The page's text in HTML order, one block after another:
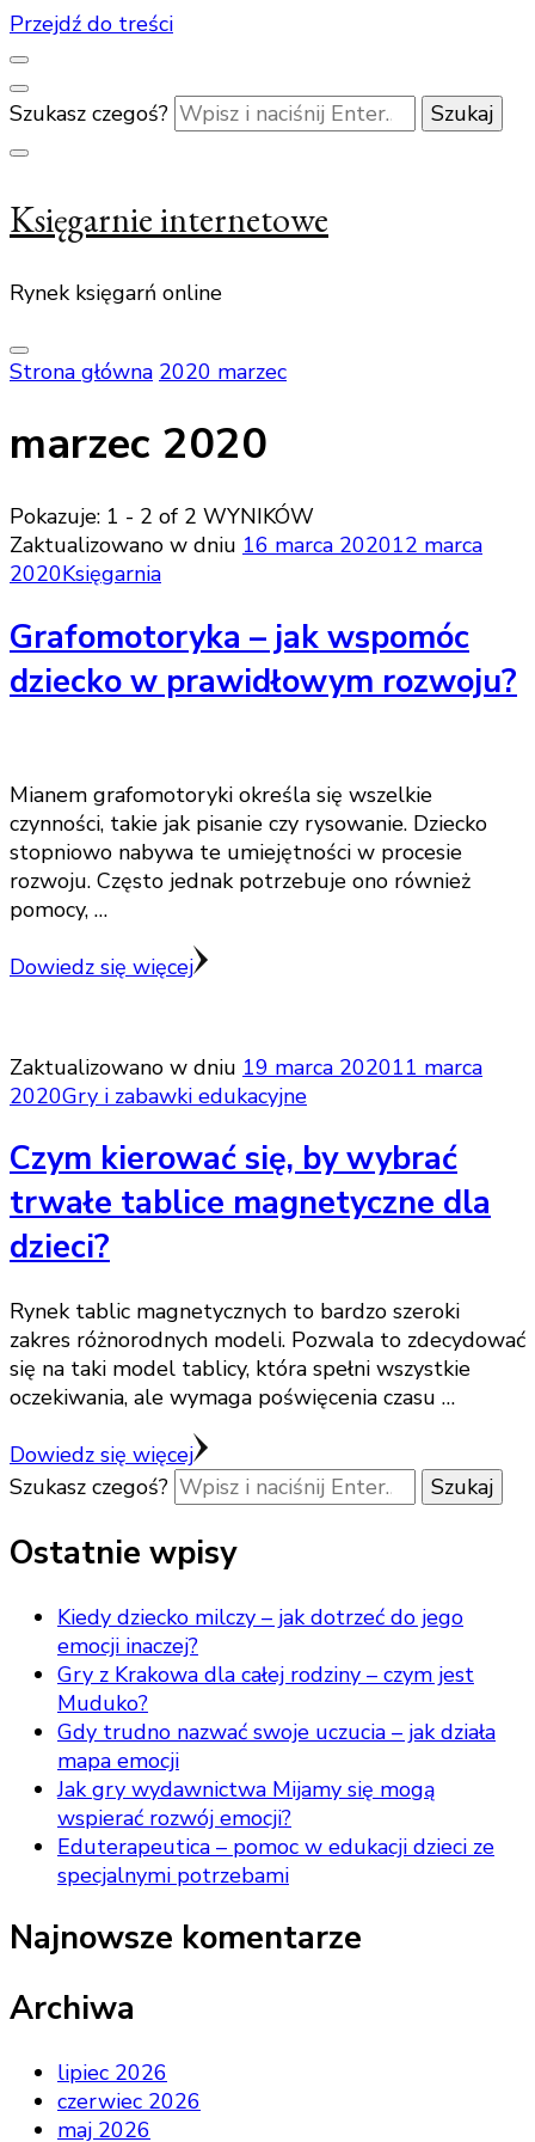
Przejdź do treści
Szukasz czegoś?
Księgarnie internetowe
Rynek księgarń online
Strona główna 2020 marzec
marzec 2020
Pokazuje: 1 - 2 of 2 WYNIKÓW
Zaktualizowano w dniu 16 marca 202012 marca
2020Księgarnia
Grafomotoryka – jak wspomóc
dziecko w prawidłowym rozwoju?
Mianem grafomotoryki określa się wszelkie
czynności, takie jak pisanie czy rysowanie. Dziecko
stopniowo nabywa te umiejętności w procesie
rozwoju. Często jednak potrzebuje ono również
pomocy, …
Dowiedz się więcej
Zaktualizowano w dniu 19 marca 202011 marca
2020Gry i zabawki edukacyjne
Czym kierować się, by wybrać
trwałe tablice magnetyczne dla
dzieci?
Rynek tablic magnetycznych to bardzo szeroki
zakres różnorodnych modeli. Pozwala to zdecydować
się na taki model tablicy, która spełni wszystkie
oczekiwania, ale wymaga poświęcenia czasu …
Dowiedz się więcej
Szukasz czegoś?
Ostatnie wpisy
Kiedy dziecko milczy – jak dotrzeć do jego
emocji inaczej?
Gry z Krakowa dla całej rodziny – czym jest
Muduko?
Gdy trudno nazwać swoje uczucia – jak działa
mapa emocji
Jak gry wydawnictwa Mijamy się mogą
wspierać rozwój emocji?
Eduterapeutica – pomoc w edukacji dzieci ze
specjalnymi potrzebami
Najnowsze komentarze
Archiwa
lipiec 2026
czerwiec 2026
maj 2026